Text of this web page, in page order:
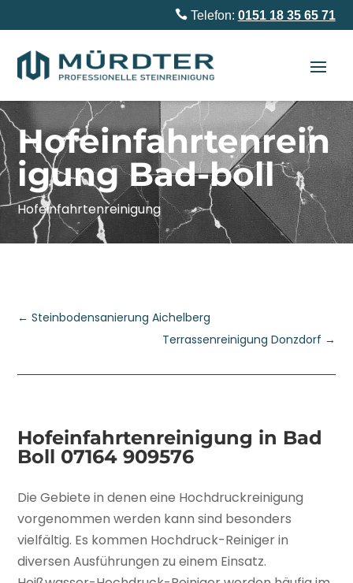
Telefon: 0151 18 35 65 71
Hofeinfahrtenrein
igung Bad-boll
Hofeinfahrtenreinigung
←Steinbodensanierung Aichelberg
Terrassenreinigung Donzdorf →
Hofeinfahrtenreinigung in Bad
Boll 07164 909576
Die Gebiete in denen eine Hochdruckreinigung
vorgenommen werden kann sind besonders
vielfältig. Es kommen Hochdruck-Reiniger in
diversen Ausführungen zu einem Einsatz.